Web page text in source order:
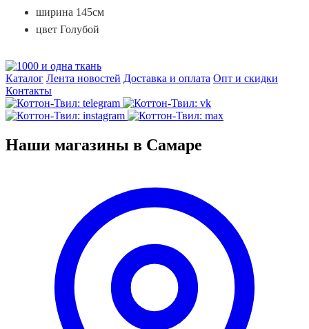
ширина 145см
цвет Голубой
Каталог Лента новостей Доставка и оплата Опт и скидки
Контакты
Наши магазины в Самаре